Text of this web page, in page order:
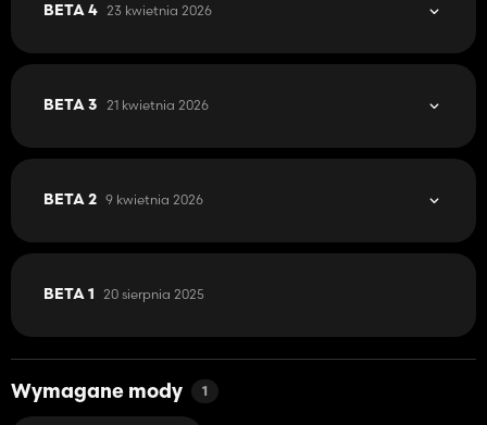
BETA 4 23 kwietnia 2026
BETA 3 21 kwietnia 2026
BETA 2 9 kwietnia 2026
BETA 1 20 sierpnia 2025
Wymagane mody 1